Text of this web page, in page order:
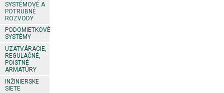
SYSTÉMOVÉ A
POTRUBNÉ
ROZVODY
PODOMIETKOVÉ
SYSTÉMY
UZATVÁRACIE,
REGULAČNÉ,
POISTNÉ
ARMATÚRY
INŽINIERSKE
SIETE